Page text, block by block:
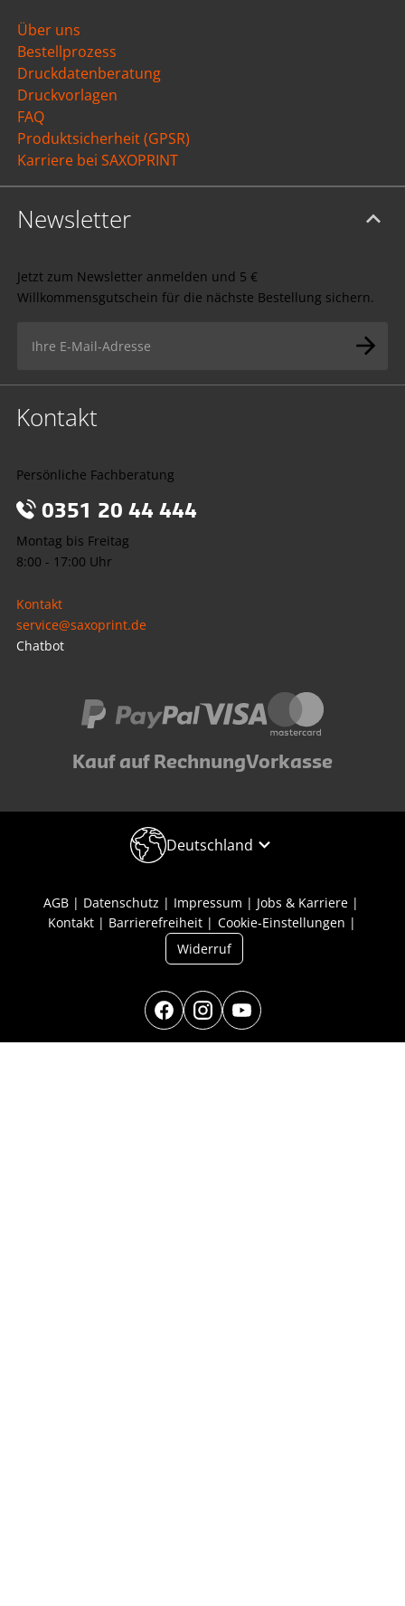
Über uns
Bestellprozess
Druckdatenberatung
Druckvorlagen
FAQ
Produktsicherheit (GPSR)
Karriere bei SAXOPRINT
Newsletter
Jetzt zum Newsletter anmelden und 5 €
Willkommensgutschein für die nächste Bestellung sichern.
Kontakt
Persönliche Fachberatung
0351 20 44 444
Montag bis Freitag
8:00 - 17:00 Uhr
Kontakt
service@saxoprint.de
Chatbot
Kauf auf RechnungVorkasse
Deutschland
AGB Datenschutz Impressum
Jobs & Karriere
Kontakt
Barrierefreiheit
Cookie-Einstellungen
Widerruf